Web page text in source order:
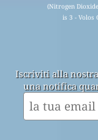
(Nitrogen
is 3 - Volos
Iscriviti alla
una notifica